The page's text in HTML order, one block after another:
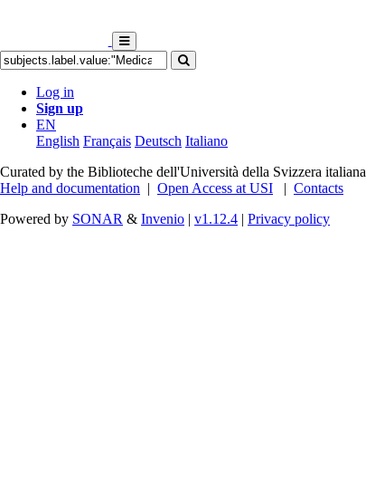
Log in
Sign up
EN
English Français Deutsch Italiano
Curated by the Biblioteche dell'Università della Svizzera italiana
Help and documentation | Open Access at USI | Contacts
Powered by SONAR & Invenio | v1.12.4 | Privacy policy